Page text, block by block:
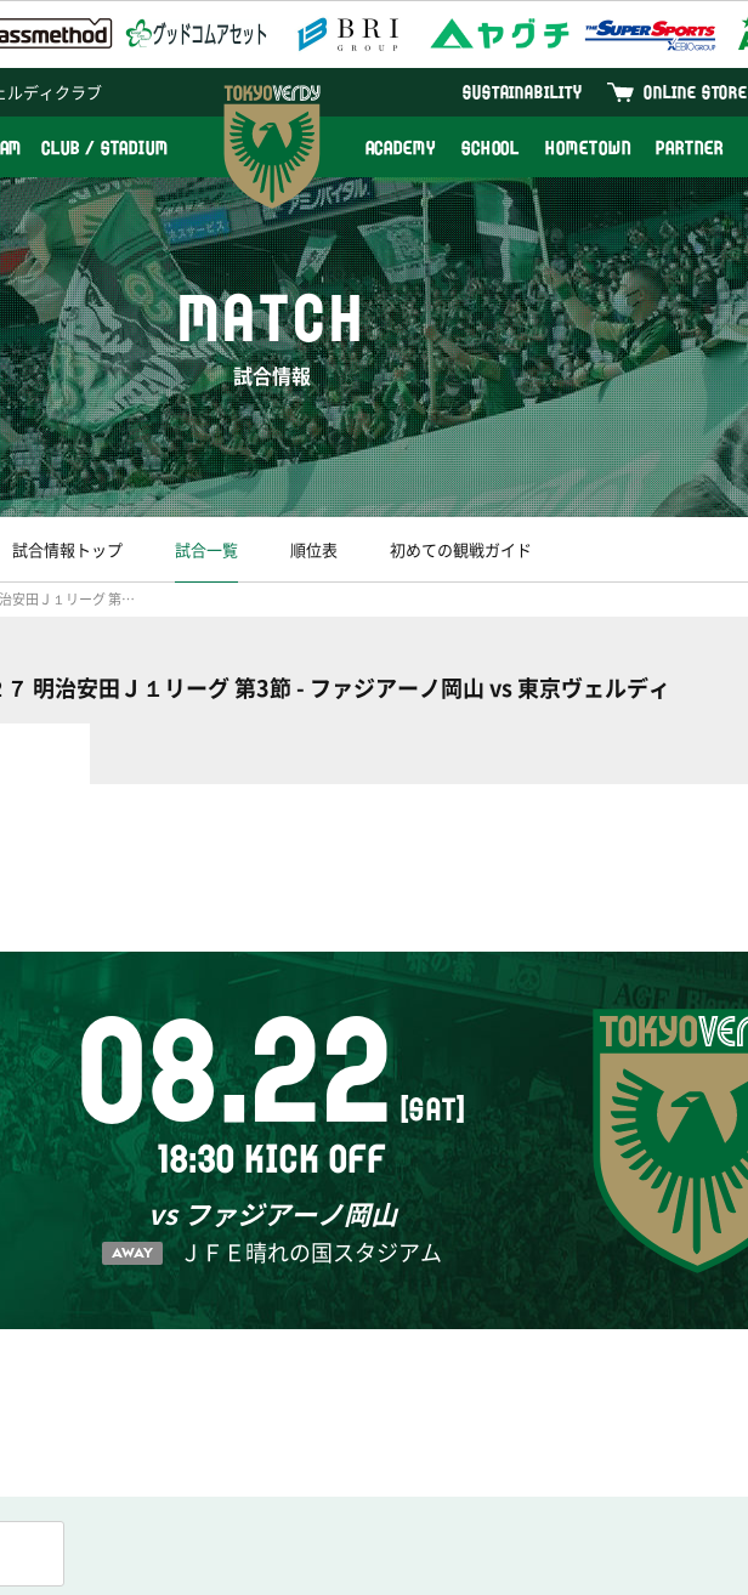
ルディクラブ ONLINE STORE
SUSTAINABILITY
CLUB / STADIUM ACADEMY SCHOOL HOMETOWN PARTNER
MATCH
試合情報
試合情報トップ 試合一覧 順位表 初めての観戦ガイド
２０２６／２７ 明治安田Ｊ１リーグ 第3節
明治安田Ｊ１リーグ 第3節 - ファジアーノ岡山 vs 東京ヴェルディ
08.22 [SAT]
18:30 KICK OFF
vs ファジアーノ岡山
AWAY ＪＦＥ晴れの国スタジアム